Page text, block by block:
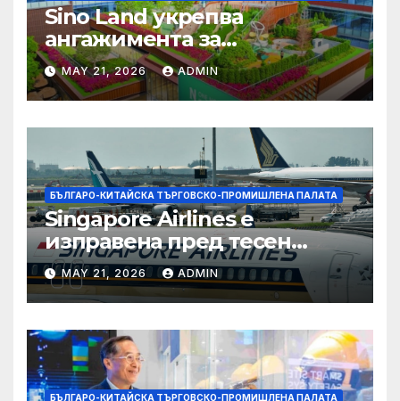
Sino Land укрепва
ангажимента за
устойчивост с глобално
признание
MAY 21, 2026 ADMIN
БЪЛГАРО-КИТАЙСКА ТЪРГОВСКО-ПРОМИШЛЕНА ПАЛАТА
Singapore Airlines е
изправена пред тесен
прозорец за спечелване на
пазарен дял от
конкурентите си от
Персийския залив
MAY 21, 2026 ADMIN
БЪЛГАРО-КИТАЙСКА ТЪРГОВСКО-ПРОМИШЛЕНА ПАЛАТА